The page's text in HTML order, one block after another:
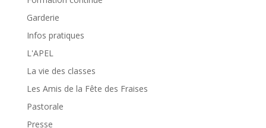
Garderie
Infos pratiques
L'APEL
La vie des classes
Les Amis de la Fête des Fraises
Pastorale
Presse